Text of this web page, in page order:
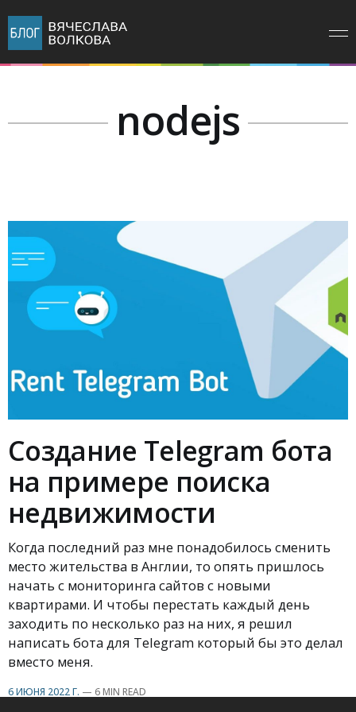
nodejs
Создание Telegram бота
на примере поиска
недвижимости
Когда последний раз мне понадобилось сменить
место жительства в Англии, то опять пришлось
начать с мониторинга сайтов с новыми
квартирами. И чтобы перестать каждый день
заходить по несколько раз на них, я решил
написать бота для Telegram который бы это делал
вместо меня.
6 ИЮНЯ 2022 Г. — 6 MIN READ